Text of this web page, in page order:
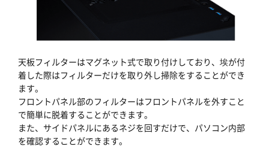
天板フィルターはマグネット式で取り付けしており、埃が付
着した際はフィルターだけを取り外し掃除をすることができ
ます。
フロントパネル部のフィルターはフロントパネルを外すこと
で簡単に脱着することができます。
また、サイドパネルにあるネジを回すだけで、パソコン内部
を確認することができます。